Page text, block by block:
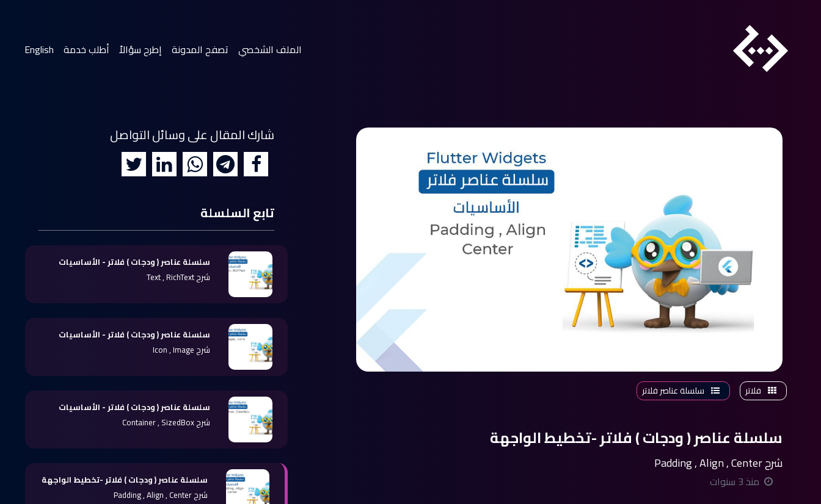
الملف الشخصي
(current) تصفح المدونة إطرح سؤالاً أطلب خدمة English
فلاتر سلسلة عناصر فلاتر
سلسلة عناصر ( ودجات ) فلاتر -تخطيط الواجهة
شرح Padding , Align , Center
منذ 3 سنوات
شارك المقال على وسائل التواصل
تابع السلسلة
سلسلة عناصر ( ودجات ) فلاتر - الأساسيات
شرح Text , RichText
سلسلة عناصر ( ودجات ) فلاتر - الأساسيات
شرح Icon , Image
سلسلة عناصر ( ودجات ) فلاتر - الأساسيات
شرح Container , SizedBox
سلسلة عناصر ( ودجات ) فلاتر -تخطيط الواجهة
شرح Padding , Align , Center